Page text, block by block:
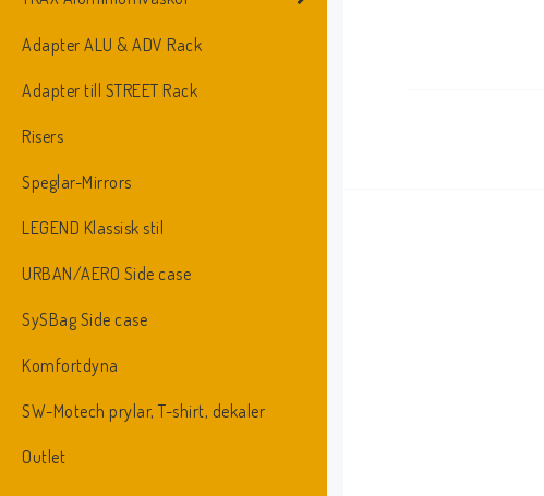
Adapter ALU & ADV Rack
Adapter till STREET Rack
Risers
Speglar-Mirrors
LEGEND Klassisk stil
URBAN/AERO Side case
SySBag Side case
Komfortdyna
SW-Motech prylar, T-shirt, dekaler
Outlet